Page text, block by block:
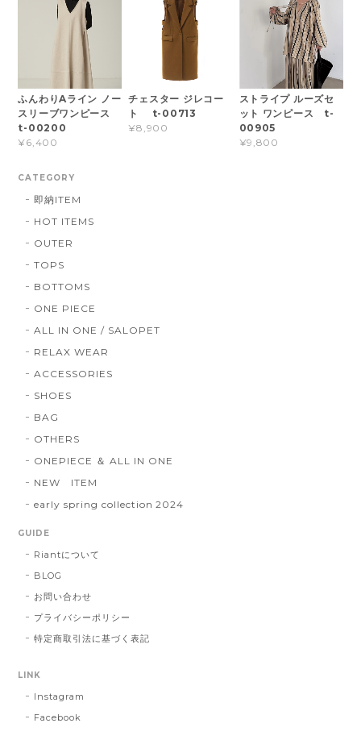
ふんわりAライン ノー
スリーブワンピース
t-00200
¥6,400
チェスター ジレコー
ト t-00713
¥8,900
ストライプ ルーズセ
ット ワンピース t-
00905
¥9,800
CATEGORY
即納ITEM
HOT ITEMS
OUTER
TOPS
BOTTOMS
ONE PIECE
ALL IN ONE / SALOPET
RELAX WEAR
ACCESSORIES
SHOES
BAG
OTHERS
ONEPIECE ＆ ALL IN ONE
NEW ITEM
early spring collection 2024
GUIDE
Riantについて
BLOG
お問い合わせ
プライバシーポリシー
特定商取引法に基づく表記
LINK
Instagram
Facebook